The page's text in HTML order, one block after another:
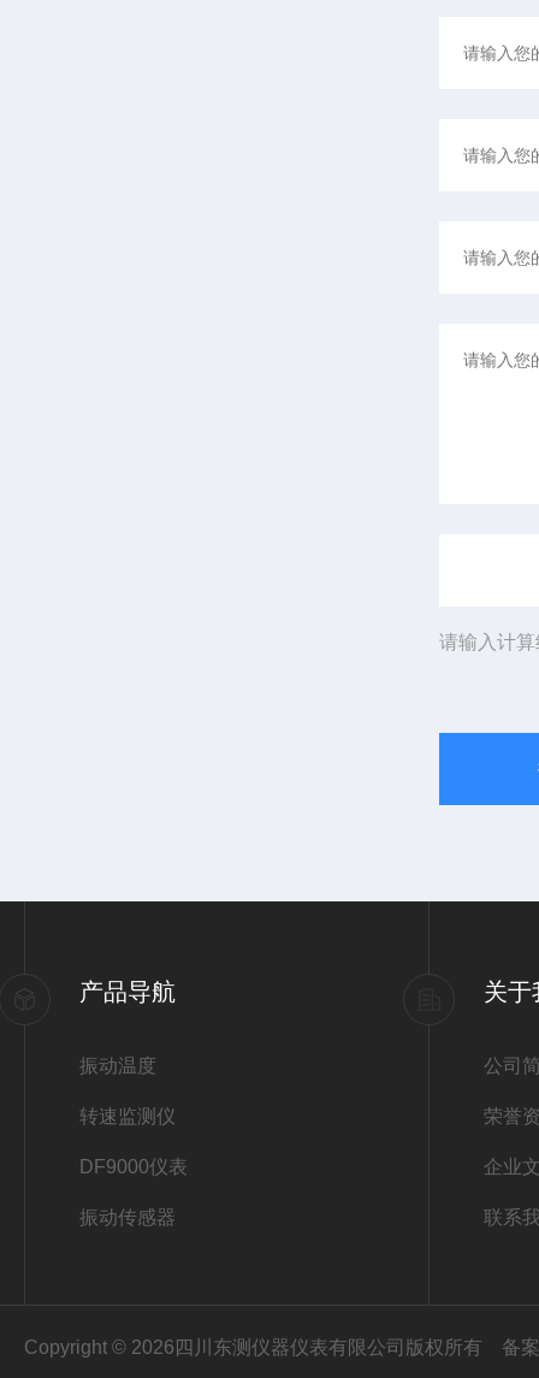
请输入计
产品导航
振动温度
转速监测仪
DF9000仪表
振动传感器
关于
公司
荣誉
企业
联系
Copyright © 2026四川东测仪器仪表有限公司版权所有 备